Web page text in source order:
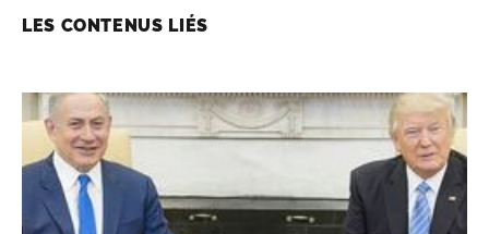
LES CONTENUS LIÉS